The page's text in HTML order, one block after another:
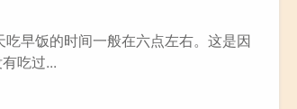
早饭的时间一般在六点左右。这是因
吃过...